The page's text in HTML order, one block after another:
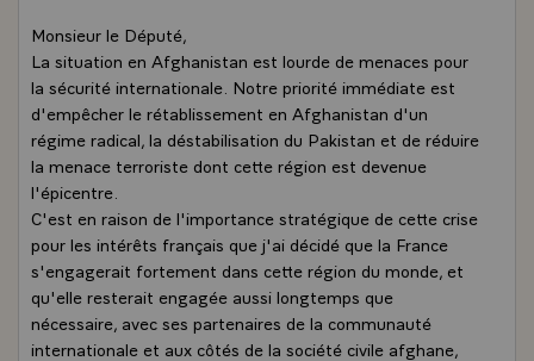
Monsieur le Député,
La situation en Afghanistan est lourde de menaces pour
la sécurité internationale. Notre priorité immédiate est
d'empêcher le rétablissement en Afghanistan d'un
régime radical, la déstabilisation du Pakistan et de réduire
la menace terroriste dont cette région est devenue
l'épicentre.
C'est en raison de l'importance stratégique de cette crise
pour les intérêts français que j'ai décidé que la France
s'engagerait fortement dans cette région du monde, et
qu'elle resterait engagée aussi longtemps que
nécessaire, avec ses partenaires de la communauté
internationale et aux côtés de la société civile afghane,